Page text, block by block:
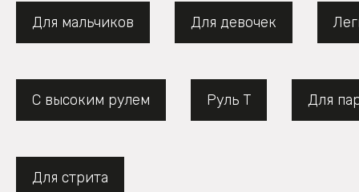
Для мальчиков Для девочек
С высоким рулем Руль Т Для
Для стрита